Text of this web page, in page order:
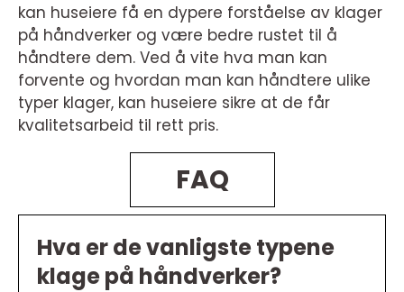
kan huseiere få en dypere forståelse av klager
på håndverker og være bedre rustet til å
håndtere dem. Ved å vite hva man kan
forvente og hvordan man kan håndtere ulike
typer klager, kan huseiere sikre at de får
kvalitetsarbeid til rett pris.
FAQ
Hva er de vanligste typene
klage på håndverker?